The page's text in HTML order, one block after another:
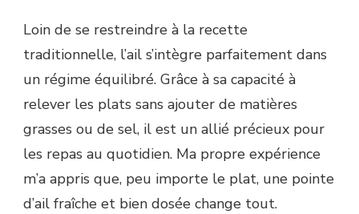
Loin de se restreindre à la recette
traditionnelle, l’ail s’intègre parfaitement dans
un régime équilibré. Grâce à sa capacité à
relever les plats sans ajouter de matières
grasses ou de sel, il est un allié précieux pour
les repas au quotidien. Ma propre expérience
m’a appris que, peu importe le plat, une pointe
d’ail fraîche et bien dosée change tout.